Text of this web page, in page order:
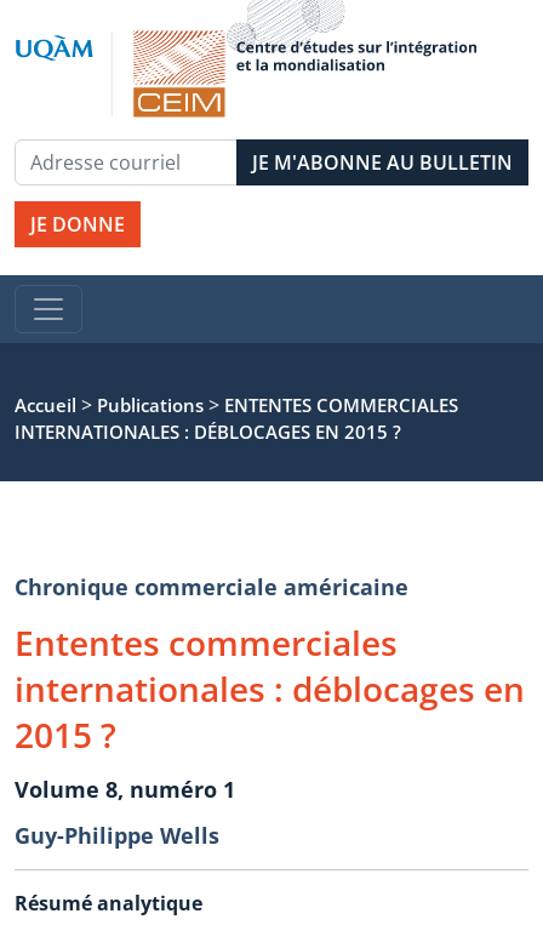
JE DONNE
Accueil > Publications > ENTENTES COMMERCIALES
INTERNATIONALES : DÉBLOCAGES EN 2015 ?
Chronique commerciale américaine
Ententes commerciales
internationales : déblocages en
2015 ?
Volume 8, numéro 1
Guy-Philippe Wells
Résumé analytique